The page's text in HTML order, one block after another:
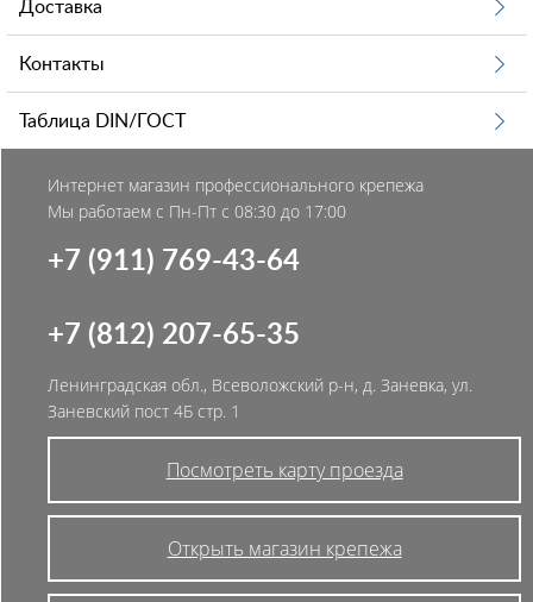
Доставка
Контакты
Таблица DIN/ГОСТ
Интернет магазин профессионального крепежа
Мы работаем с Пн-Пт с 08:30 до 17:00
+7 (911) 769-43-64
+7 (812) 207-65-35
Ленинградская обл., Всеволожский р-н, д. Заневка, ул.
Заневский пост 4Б стр. 1
Посмотреть карту проезда
Открыть магазин крепежа